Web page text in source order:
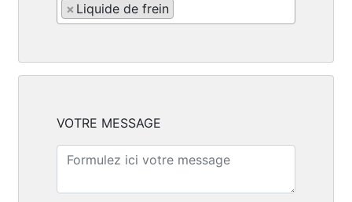
× Liquide de frein
VOTRE MESSAGE